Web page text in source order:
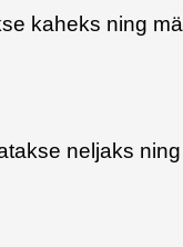
kaheks ning
neljaks